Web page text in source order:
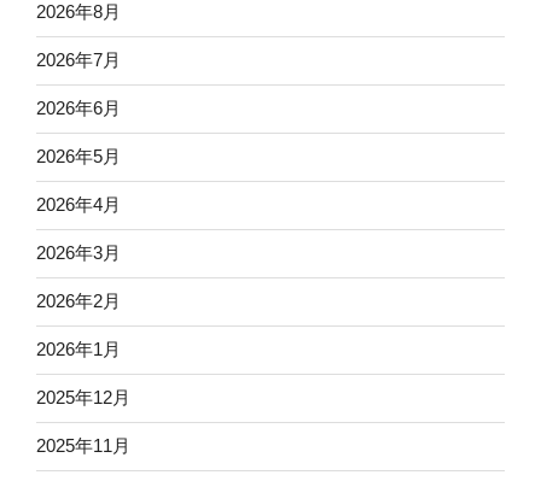
2026年8月
2026年7月
2026年6月
2026年5月
2026年4月
2026年3月
2026年2月
2026年1月
2025年12月
2025年11月